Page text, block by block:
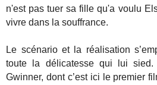
n'est pas tuer sa fille qu'a voulu
vivre dans la souffrance.
Le scénario et la réalisation
toute la délicatesse qui lui
Gwinner, dont c’est ici le premier